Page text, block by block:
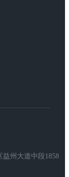
州大道中段1858